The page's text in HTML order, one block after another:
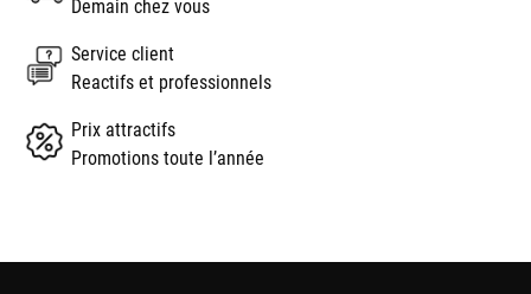
Demain chez vous
Service client
Reactifs et professionnels
Prix attractifs
Promotions toute l’année